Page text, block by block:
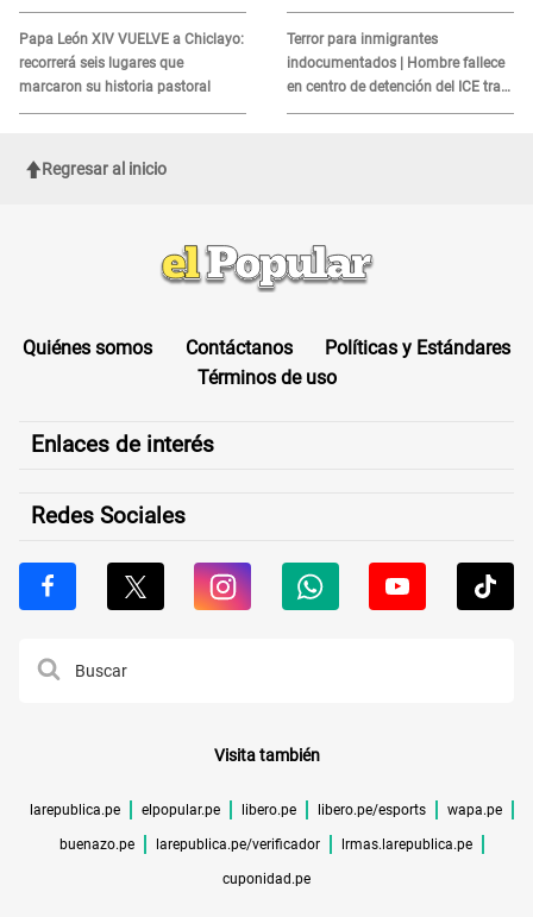
alerta sobre posibles réplicas
Papa León XIV VUELVE a Chiclayo:
recorrerá seis lugares que
marcaron su historia pastoral
MORTAL para consumidores: ¿Cuál
es?
Terror para inmigrantes
indocumentados | Hombre fallece
en centro de detención del ICE tras
sufrir una "emergencia médica"
Regresar al inicio
Quiénes somos Contáctanos
Políticas y Estándares
Términos de uso
Enlaces de interés
Redes Sociales
Visita también
larepublica.pe elpopular.pe libero.pe libero.pe/esports wapa.pe
buenazo.pe larepublica.pe/verificador lrmas.larepublica.pe
cuponidad.pe